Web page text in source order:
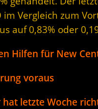
Vergleich zum
auf 0,83% oder
Hilfen für New
voraus
letzte Woche